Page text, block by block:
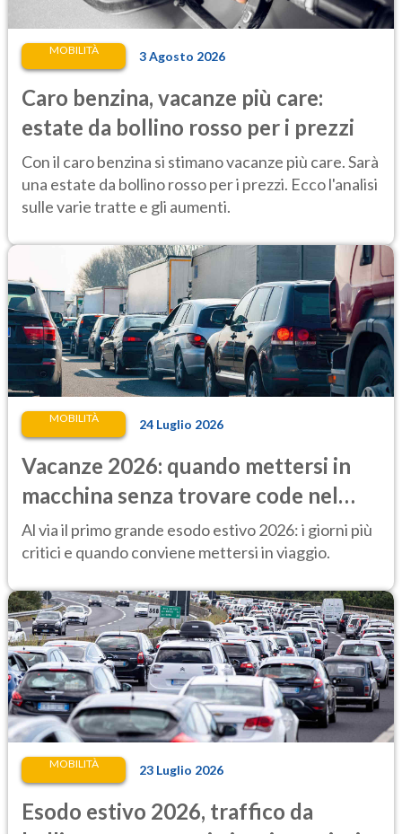
MOBILITÀ 3 Agosto 2026
Caro benzina, vacanze più care:
estate da bollino rosso per i prezzi
Con il caro benzina si stimano vacanze più care. Sarà
una estate da bollino rosso per i prezzi. Ecco l'analisi
sulle varie tratte e gli aumenti.
MOBILITÀ 24 Luglio 2026
Vacanze 2026: quando mettersi in
macchina senza trovare code nel
primo lungo esodo estivo
Al via il primo grande esodo estivo 2026: i giorni più
critici e quando conviene mettersi in viaggio.
MOBILITÀ 23 Luglio 2026
Esodo estivo 2026, traffico da